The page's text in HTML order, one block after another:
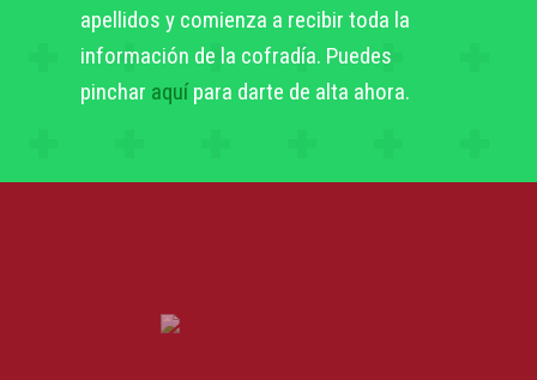
apellidos y comienza a recibir toda la
información de la cofradía. Puedes
pinchar aquípara darte de alta ahora.